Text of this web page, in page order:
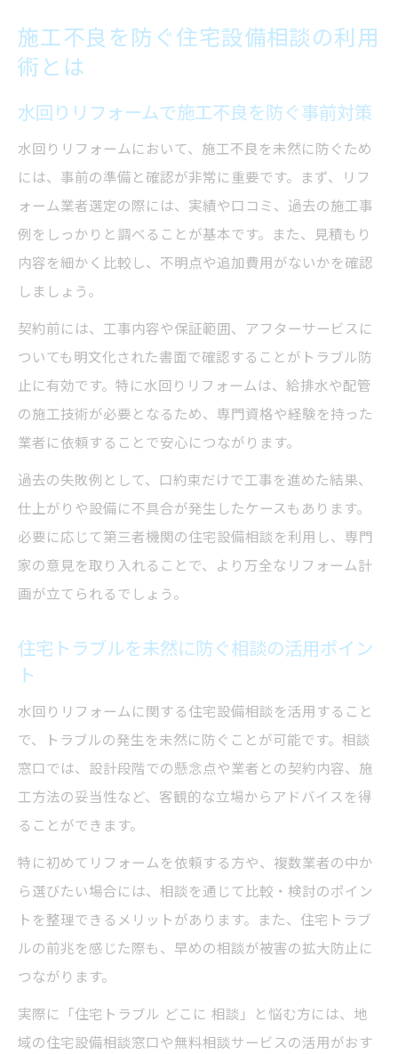
施工不良を防ぐ住宅設備相談の利用
術とは
水回りリフォームで施工不良を防ぐ事前対策
水回りリフォームにおいて、施工不良を未然に防ぐため
には、事前の準備と確認が非常に重要です。まず、リフ
ォーム業者選定の際には、実績や口コミ、過去の施工事
例をしっかりと調べることが基本です。また、見積もり
内容を細かく比較し、不明点や追加費用がないかを確認
しましょう。
契約前には、工事内容や保証範囲、アフターサービスに
ついても明文化された書面で確認することがトラブル防
止に有効です。特に水回りリフォームは、給排水や配管
の施工技術が必要となるため、専門資格や経験を持った
業者に依頼することで安心につながります。
過去の失敗例として、口約束だけで工事を進めた結果、
仕上がりや設備に不具合が発生したケースもあります。
必要に応じて第三者機関の住宅設備相談を利用し、専門
家の意見を取り入れることで、より万全なリフォーム計
画が立てられるでしょう。
住宅トラブルを未然に防ぐ相談の活用ポイン
ト
水回りリフォームに関する住宅設備相談を活用すること
で、トラブルの発生を未然に防ぐことが可能です。相談
窓口では、設計段階での懸念点や業者との契約内容、施
工方法の妥当性など、客観的な立場からアドバイスを得
ることができます。
特に初めてリフォームを依頼する方や、複数業者の中か
ら選びたい場合には、相談を通じて比較・検討のポイン
トを整理できるメリットがあります。また、住宅トラブ
ルの前兆を感じた際も、早めの相談が被害の拡大防止に
つながります。
実際に「住宅トラブル どこに 相談」と悩む方には、地
域の住宅設備相談窓口や無料相談サービスの活用がおす